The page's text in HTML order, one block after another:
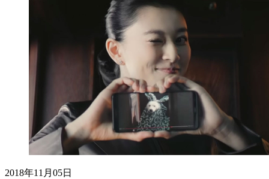
2018年11月05日